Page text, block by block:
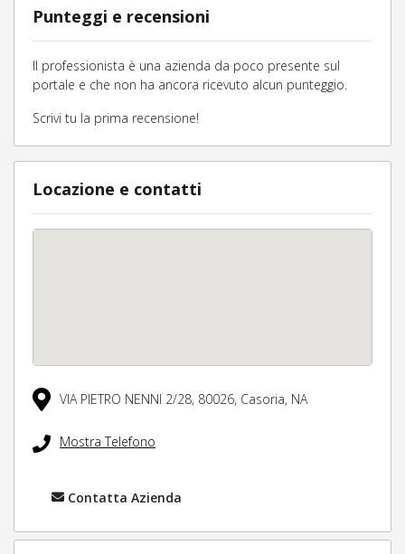
Punteggi e recensioni
Il professionista è una azienda da poco presente sul
portale e che non ha ancora ricevuto alcun punteggio.
Scrivi tu la prima recensione!
Locazione e contatti
VIA PIETRO NENNI 2/28, 80026, Casoria, NA
Mostra Telefono
Contatta Azienda